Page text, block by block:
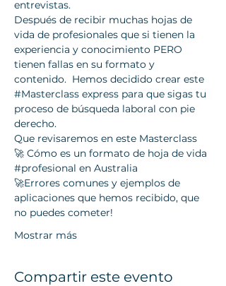
entrevistas.
Después de recibir muchas hojas de
vida de profesionales que si tienen la
experiencia y conocimiento PERO
tienen fallas en su formato y
contenido.  Hemos decidido crear este
#Masterclass express para que sigas tu
proceso de búsqueda laboral con pie
derecho.
Que revisaremos en este Masterclass
🚀 Cómo es un formato de hoja de vida
#profesional en Australia
🚀Errores comunes y ejemplos de
aplicaciones que hemos recibido, que
no puedes cometer!
Mostrar más
Compartir este evento